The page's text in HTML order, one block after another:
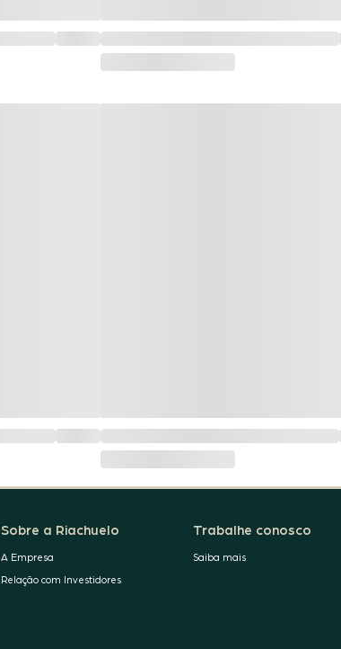
Sobre a Riachuelo
A Empresa
Relação com Investidores
Trabalhe conosco
Saiba mais